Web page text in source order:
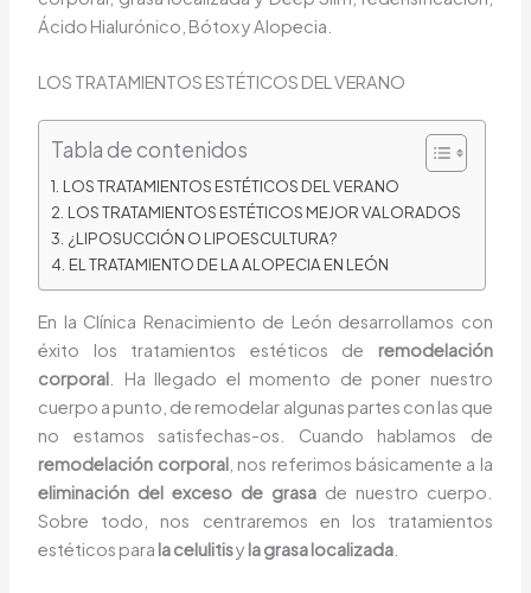
Ácido Hialurónico, Bótox y Alopecia.
LOS TRATAMIENTOS ESTÉTICOS DEL VERANO
Tabla de contenidos
LOS TRATAMIENTOS ESTÉTICOS DEL VERANO
LOS TRATAMIENTOS ESTÉTICOS MEJOR VALORADOS
¿LIPOSUCCIÓN O LIPOESCULTURA?
EL TRATAMIENTO DE LA ALOPECIA EN LEÓN
En la Clínica Renacimiento de León desarrollamos con
éxito los tratamientos estéticos de remodelación
corporal . Ha llegado el momento de poner nuestro
cuerpo a punto, de remodelar algunas partes con las que
no estamos satisfechas-os. Cuando hablamos de
remodelación corporal, nos referimos básicamente a la
eliminación del exceso de grasade nuestro cuerpo.
Sobre todo, nos centraremos en los tratamientos
estéticos para la celulitisy la grasa localizada